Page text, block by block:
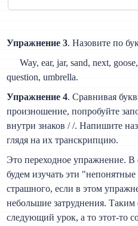
Упражнение 3. Назовите по
Way, ear, jar, sand, next,
question, umbrella.
Упражнение 4. Сравнивая
произношение, попробуйте
внутри знаков / /. Напишите
глядя на их транскрипцию.
Это переходное упражнение.
будем изучать эти
страшного, если в этом
небольшие затруднения.
следующий урок, а то этот-то